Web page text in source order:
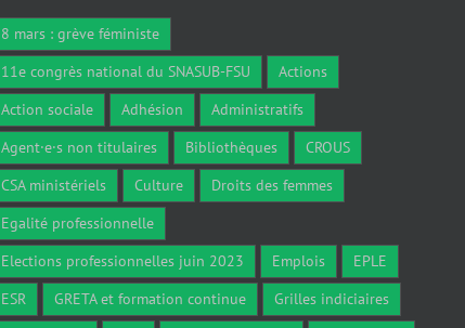
8 mars : grève féministe
11e congrès national du SNASUB-FSU
Actions
Action sociale
Adhésion
Administratifs
Agent·e·s non titulaires
Bibliothèques
CROUS
CSA ministériels
Culture
Droits des femmes
Egalité professionnelle
Elections professionnelles juin 2023
Emplois
EPLE
ESR
GRETA et formation continue
Grilles indiciaires